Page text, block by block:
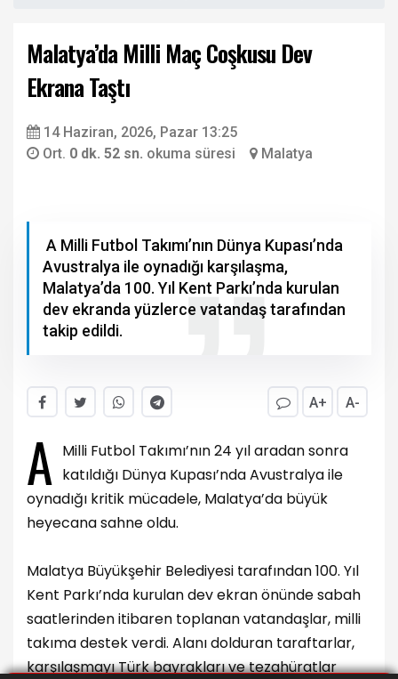
Malatya’da Milli Maç Coşkusu Dev
Ekrana Taştı
14 Haziran, 2026, Pazar 13:25
Ort. 0 dk. 52 sn. okuma süresi Malatya
A Milli Futbol Takımı’nın Dünya Kupası’nda
Avustralya ile oynadığı karşılaşma,
Malatya’da 100. Yıl Kent Parkı’nda kurulan
dev ekranda yüzlerce vatandaş tarafından
takip edildi.
A+ A-
A Milli Futbol Takımı’nın 24 yıl aradan sonra
katıldığı Dünya Kupası’nda Avustralya ile
oynadığı kritik mücadele, Malatya’da büyük
heyecana sahne oldu.
Malatya Büyükşehir Belediyesi tarafından 100. Yıl
Kent Parkı’nda kurulan dev ekran önünde sabah
saatlerinden itibaren toplanan vatandaşlar, milli
takıma destek verdi. Alanı dolduran taraftarlar,
karşılaşmayı Türk bayrakları ve tezahüratlar